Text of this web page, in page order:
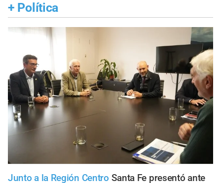
+ Política
Junto a la Región Centro Santa Fe presentó ante